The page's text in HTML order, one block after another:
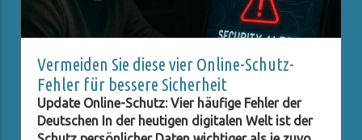
Vermeiden Sie diese vier Online-Schutz-
Fehler für bessere Sicherheit
Update Online-Schutz: Vier häufige Fehler der
Deutschen In der heutigen digitalen Welt ist der